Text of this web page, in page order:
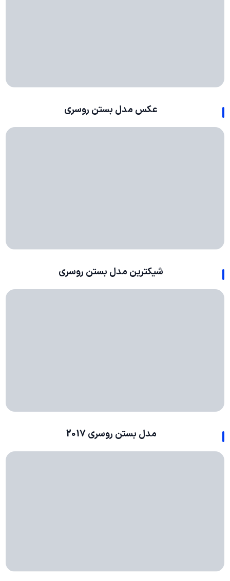
عکس مدل بستن روسری
شیکترین مدل بستن روسری
مدل بستن روسری 2017